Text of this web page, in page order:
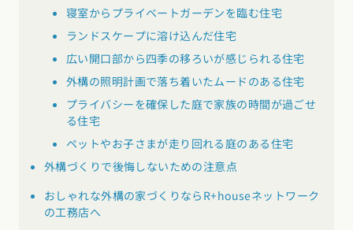
寝室からプライベートガーデンを臨む住宅
ランドスケープに溶け込んだ住宅
広い開口部から四季の移ろいが感じられる住宅
外構の照明計画で落ち着いたムードのある住宅
プライバシーを確保した庭で家族の時間が過ごせ
る住宅
ペットやお子さまが走り回れる庭のある住宅
外構づくりで後悔しないための注意点
おしゃれな外構の家づくりならR+houseネットワーク
の工務店へ